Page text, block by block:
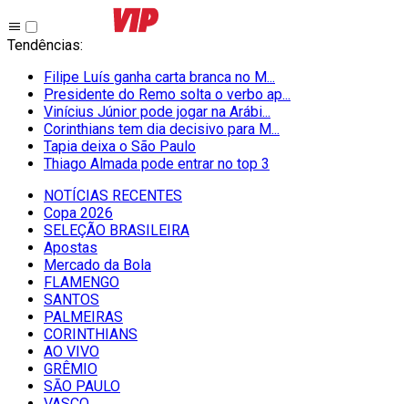
Tendências:
Filipe Luís ganha carta branca no M...
Presidente do Remo solta o verbo ap...
Vinícius Júnior pode jogar na Arábi...
Corinthians tem dia decisivo para M...
Tapia deixa o São Paulo
Thiago Almada pode entrar no top 3
NOTÍCIAS RECENTES
Copa 2026
SELEÇÃO BRASILEIRA
Apostas
Mercado da Bola
FLAMENGO
SANTOS
PALMEIRAS
CORINTHIANS
AO VIVO
GRÊMIO
SĀO PAULO